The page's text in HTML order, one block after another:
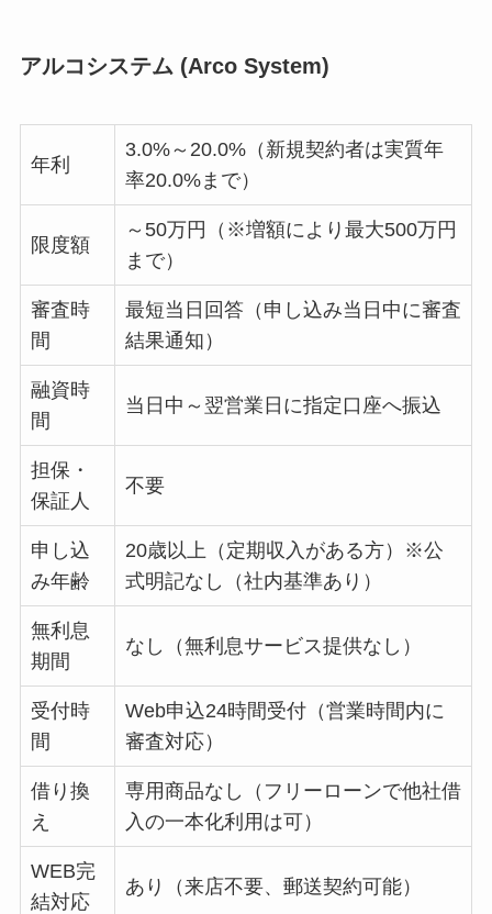
アルコシステム (Arco System)
年利
3.0%～20.0%（新規契約者は実質年
率20.0%まで）
限度額
～50万円（※増額により最大500万円
まで）
審査時
間
最短当日回答（申し込み当日中に審査
結果通知）
融資時
間
当日中～翌営業日に指定口座へ振込
担保・
保証人
不要
申し込
み年齢
20歳以上（定期収入がある方）※公
式明記なし（社内基準あり）
無利息
期間
なし（無利息サービス提供なし）
受付時
間
Web申込24時間受付（営業時間内に
審査対応）
借り換
え
専用商品なし（フリーローンで他社借
入の一本化利用は可）
WEB完
結対応
あり（来店不要、郵送契約可能）